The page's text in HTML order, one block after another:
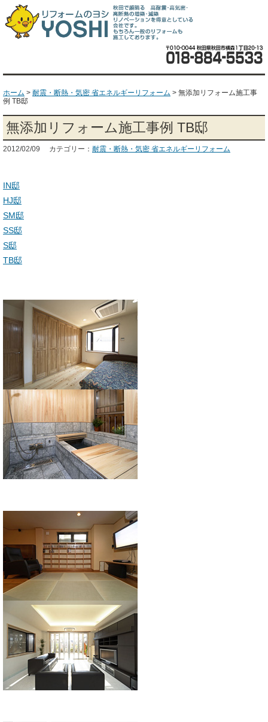
ホーム > 耐震・断熱・気密 省エネルギーリフォーム > 無添加リフォーム施工事
例 TB邸
無添加リフォーム施工事例 TB邸
2012/02/09 カテゴリー： 耐震・断熱・気密 省エネルギーリフォーム
IN邸
HJ邸
SM邸
SS邸
S邸
TB邸